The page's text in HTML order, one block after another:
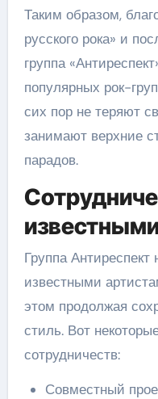
Таким образом,
русского рока» и
группа
популярных рок-
сих пор не теряют
занимают верхние
парадов.
Группа Антиреспект
известными
этом продолжая
стиль. Вот
сотрудничеств:
Совместный